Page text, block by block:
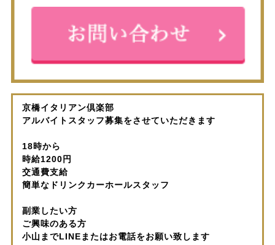
京橋イタリアン倶楽部
アルバイトスタッフ募集をさせていただきます
18時から
時給1200円
交通費支給
簡単なドリンクカーホールスタッフ
副業したい方
ご興味のある方
小山までLINEまたはお電話をお願い致します